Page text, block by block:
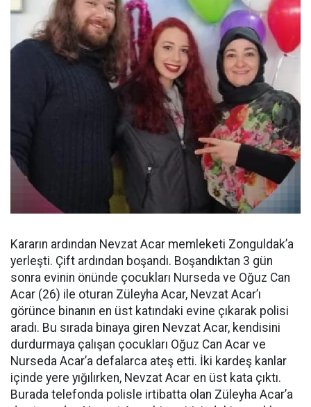
Kararın ardından Nevzat Acar memleketi Zonguldak’a
yerleşti. Çift ardından boşandı. Boşandıktan 3 gün
sonra evinin önünde çocukları Nurseda ve Oğuz Can
Acar (26) ile oturan Züleyha Acar, Nevzat Acar’ı
görünce binanın en üst katındaki evine çıkarak polisi
aradı. Bu sırada binaya giren Nevzat Acar, kendisini
durdurmaya çalışan çocukları Oğuz Can Acar ve
Nurseda Acar’a defalarca ateş etti. İki kardeş kanlar
içinde yere yığılırken, Nevzat Acar en üst kata çıktı.
Burada telefonda polisle irtibatta olan Züleyha Acar’a